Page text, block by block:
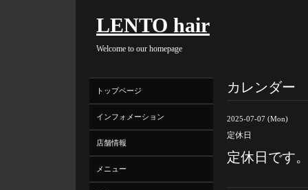
LENTO hair
Welcome to our homepage
カレンダー
2025-07-07 (Mon)
定休日
定休日です
トップページ
インフォメーション
店舗情報
メニュー